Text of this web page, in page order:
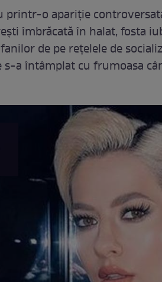
printr-o apariție
îmbrăcată în halat, fosta
de pe rețelele de
s-a întâmplat cu frumoasa